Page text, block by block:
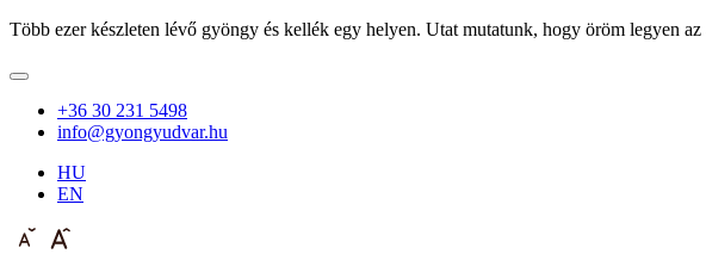
Több ezer készleten lévő gyöngy és kellék egy helyen. Utat mutatunk, hogy öröm legyen
+36 30 231 5498
info@gyongyudvar.hu
HU
EN